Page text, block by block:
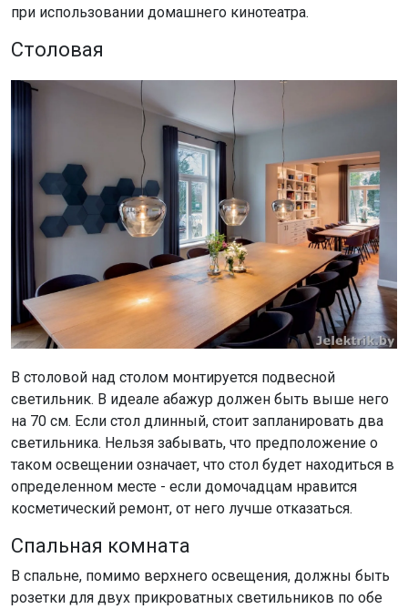
при использовании домашнего кинотеатра.
Столовая
В столовой над столом монтируется подвесной
светильник. В идеале абажур должен быть выше него
на 70 см. Если стол длинный, стоит запланировать два
светильника. Нельзя забывать, что предположение о
таком освещении означает, что стол будет находиться в
определенном месте - если домочадцам нравится
косметический ремонт, от него лучше отказаться.
Спальная комната
В спальне, помимо верхнего освещения, должны быть
розетки для двух прикроватных светильников по обе